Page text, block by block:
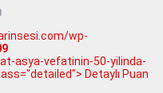
wp-
asya-vefatinin-50-yilinda-
Detaylı Puan